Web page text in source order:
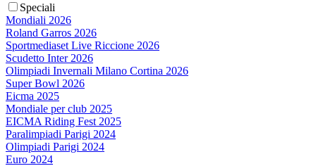
Speciali
Mondiali 2026
Roland Garros 2026
Sportmediaset Live Riccione 2026
Scudetto Inter 2026
Olimpiadi Invernali Milano Cortina 2026
Super Bowl 2026
Eicma 2025
Mondiale per club 2025
EICMA Riding Fest 2025
Paralimpiadi Parigi 2024
Olimpiadi Parigi 2024
Euro 2024